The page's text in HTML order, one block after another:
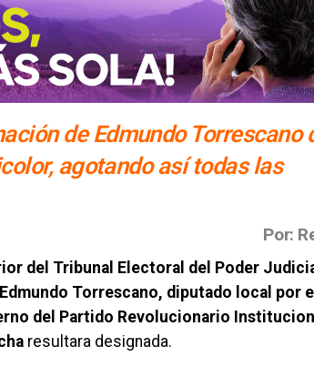
de Edmundo Torrescano
agotando así todas las
Por:
del Tribunal Electoral del Poder
Torrescano, diputado local por
del Partido Revolucionario
resultara designada.